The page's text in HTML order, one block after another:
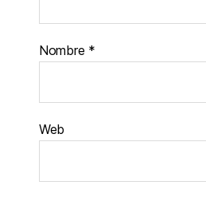
Nombre *
Web